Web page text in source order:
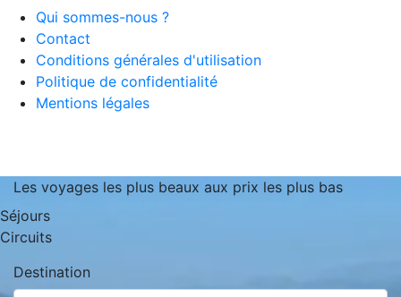
Qui sommes-nous ?
Contact
Conditions générales d'utilisation
Politique de confidentialité
Mentions légales
Les voyages les plus beaux aux prix les plus bas
Séjours
Circuits
Destination